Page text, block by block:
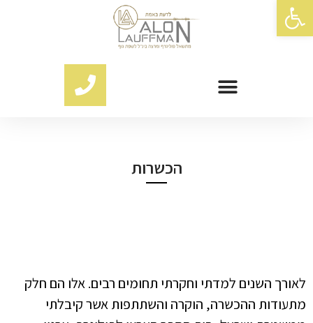
פתח סרגל נגישות
הכשרות
לאורך השנים למדתי וחקרתי תחומים רבים. אלו הם חלק
מתעודות ההכשרה, הוקרה והשתתפות אשר קיבלתי